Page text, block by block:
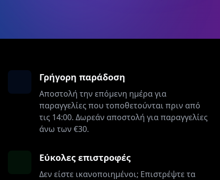
Γρήγορη παράδοση
Αποστολή την επόμενη ημέρα για
παραγγελίες που τοποθετούνται πριν από
τις 14:00. Δωρεάν αποστολή για παραγγελίες
άνω των €30.
Εύκολες επιστροφές
Δεν είστε ικανοποιημένοι; Επιστρέψτε τα